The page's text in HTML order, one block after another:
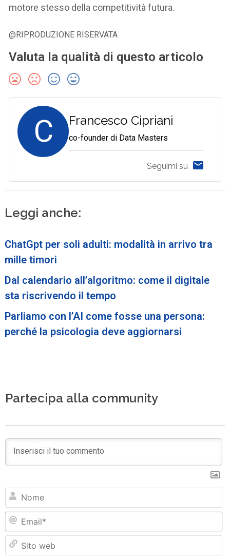
motore stesso della competitività futura.
@RIPRODUZIONE RISERVATA
Valuta la qualità di questo articolo
C Francesco Cipriani
co-founder di Data Masters
Seguimi su
Leggi anche:
ChatGpt per soli adulti: modalità in arrivo tra
mille timori
Dal calendario all’algoritmo: come il digitale
sta riscrivendo il tempo
Parliamo con l’AI come fosse una persona:
perché la psicologia deve aggiornarsi
Partecipa alla community